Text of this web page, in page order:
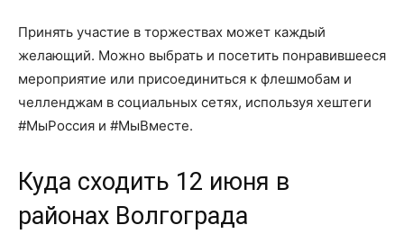
Принять участие в торжествах может каждый
желающий. Можно выбрать и посетить понравившееся
мероприятие или присоединиться к флешмобам и
челленджам в социальных сетях, используя хештеги
#МыРоссия и #МыВместе.
Куда сходить 12 июня в
районах Волгограда